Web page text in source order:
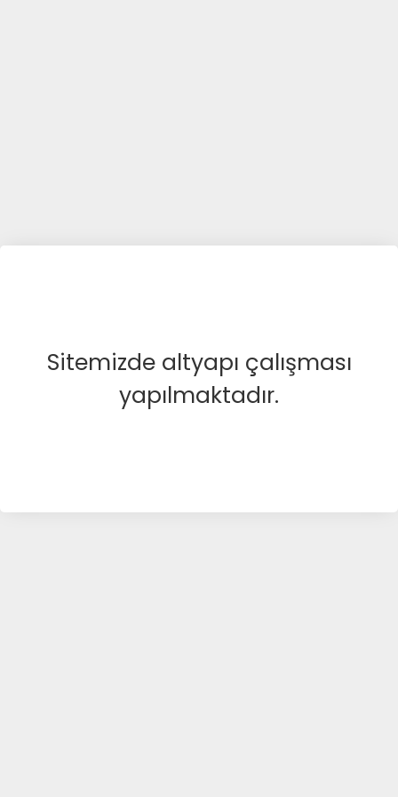
Sitemizde altyapı çalışması
yapılmaktadır.